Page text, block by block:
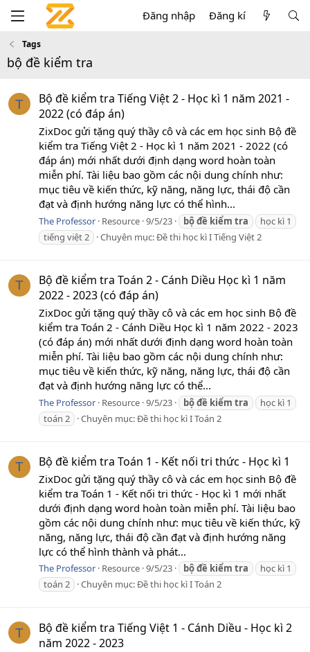
Đăng nhập Đăng kí
Tags
bộ đề kiểm tra
T
Bộ đề kiểm tra Tiếng Việt 2 - Học kì 1 năm 2021 -
2022 (có đáp án)
ZixDoc gửi tặng quý thầy cô và các em học sinh Bộ đề
kiểm tra Tiếng Việt 2 - Học kì 1 năm 2021 - 2022 (có
đáp án) mới nhất dưới định dạng word hoàn toàn
miễn phí. Tài liệu bao gồm các nội dung chính như:
mục tiêu về kiến thức, kỹ năng, năng lực, thái độ cần
đạt và định hướng năng lực có thể hình...
The Professor Resource 9/5/23 bộđề kiểm tra
học kì 1
tiếng việt 2
Chuyên mục:Đề thi học kì I Tiếng Việt 2
T
Bộ đề kiểm tra Toán 2 - Cánh Diều Học kì 1 năm
2022 - 2023 (có đáp án)
ZixDoc gửi tặng quý thầy cô và các em học sinh Bộ đề
kiểm tra Toán 2 - Cánh Diều Học kì 1 năm 2022 - 2023
(có đáp án) mới nhất dưới định dạng word hoàn toàn
miễn phí. Tài liệu bao gồm các nội dung chính như:
mục tiêu về kiến thức, kỹ năng, năng lực, thái độ cần
đạt và định hướng năng lực có thể...
The Professor Resource 9/5/23 bộđề kiểm tra
học kì 1
toán 2
Chuyên mục:Đề thi học kì I Toán 2
T Bộ đề kiểm tra Toán 1 - Kết nối tri thức - Học kì 1
ZixDoc gửi tặng quý thầy cô và các em học sinh Bộ đề
kiểm tra Toán 1 - Kết nối tri thức - Học kì 1 mới nhất
dưới định dạng word hoàn toàn miễn phí. Tài liệu bao
gồm các nội dung chính như: mục tiêu về kiến thức, kỹ
năng, năng lực, thái độ cần đạt và định hướng năng
lực có thể hình thành và phát...
The Professor Resource 9/5/23 bộđề kiểm tra
học kì 1
toán 2
Chuyên mục:Đề thi học kì I Toán 2
T
Bộ đề kiểm tra Tiếng Việt 1 - Cánh Diều - Học kì 2
năm 2022 - 2023